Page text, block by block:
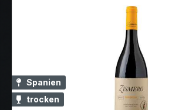
Spanien
trocken